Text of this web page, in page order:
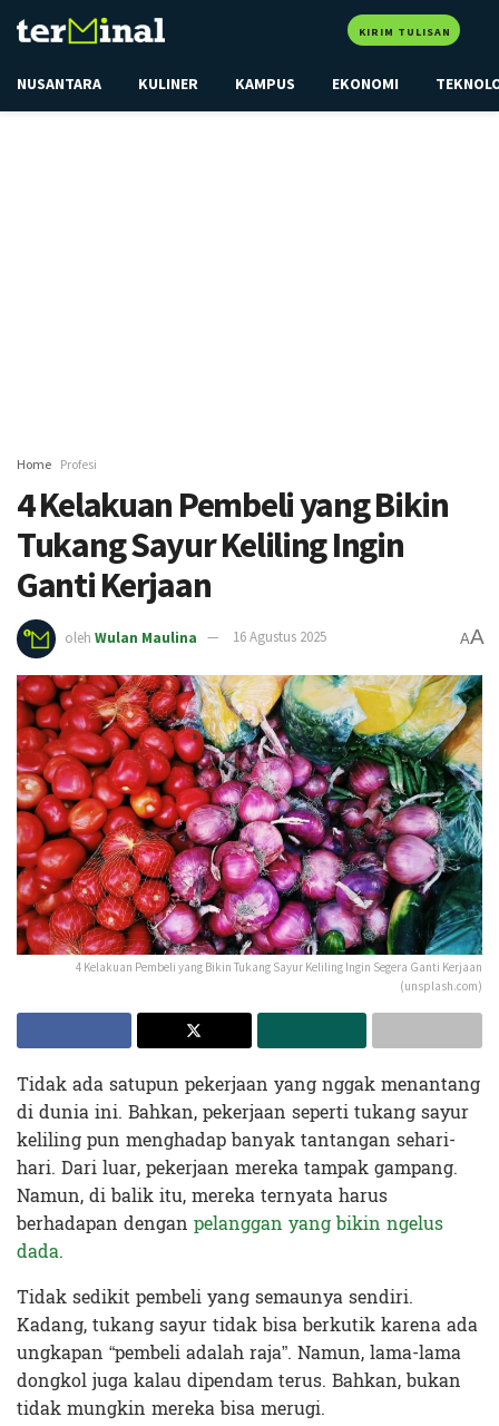
KIRIM TULISAN
NUSANTARA KULINER KAMPUS EKONOMI
Home Profesi
4 Kelakuan Pembeli yang Bikin
Tukang Sayur Keliling Ingin
Ganti Kerjaan
oleh Wulan Maulina 16 Agustus 2025 AA
4 Kelakuan Pembeli yang Bikin Tukang Sayur Keliling Ingin Segera Ganti Kerjaan
(unsplash.com)
Tidak ada satupun pekerjaan yang nggak menantang
di dunia ini. Bahkan, pekerjaan seperti tukang sayur
keliling pun menghadap banyak tantangan sehari-
hari. Dari luar, pekerjaan mereka tampak gampang.
Namun, di balik itu, mereka ternyata harus
berhadapan dengan pelanggan yang bikin ngelus
dada.
Tidak sedikit pembeli yang semaunya sendiri.
Kadang, tukang sayur tidak bisa berkutik karena ada
ungkapan “pembeli adalah raja”. Namun, lama-lama
dongkol juga kalau dipendam terus. Bahkan, bukan
tidak mungkin mereka bisa merugi.